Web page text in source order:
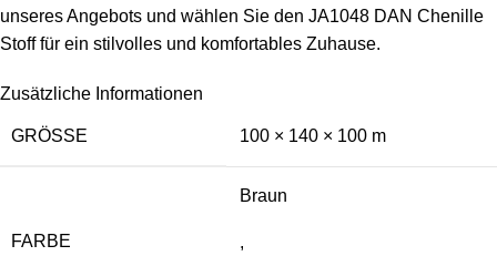
unseres Angebots und wählen Sie den JA1048 DAN Chenille
Stoff für ein stilvolles und komfortables Zuhause.
Zusätzliche Informationen
GRÖSSE 100 × 140 × 100 m
FARBE
Braun
,